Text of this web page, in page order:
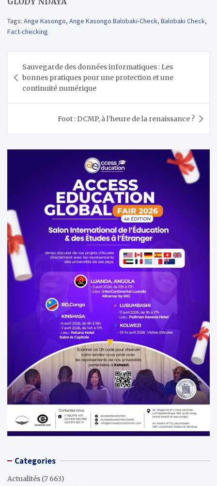
Tags: Ange Kasongo, Ange Kasongo Balobaki-Check, Balobaki Check,
Fact-checking
de
l’article
Sauvegarde des données informatiques : Les
bonnes pratiques pour une protection et une
continuité numérique
Foot : DCMP, à l’heure de la renaissance ?
Categories
Actualités (7 663)